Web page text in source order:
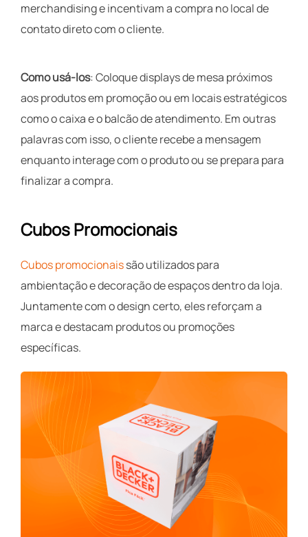
merchandising e incentivam a compra no local de
contato direto com o cliente.
Como usá-los: Coloque displays de mesa próximos
aos produtos em promoção ou em locais estratégicos
como o caixa e o balcão de atendimento. Em outras
palavras com isso, o cliente recebe a mensagem
enquanto interage com o produto ou se prepara para
finalizar a compra.
Cubos Promocionais
Cubos promocionaissão utilizados para
ambientação e decoração de espaços dentro da loja.
Juntamente com o design certo, eles reforçam a
marca e destacam produtos ou promoções
específicas.